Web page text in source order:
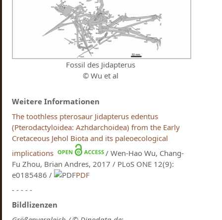
Fossil des Jidapterus
© Wu et al
Weitere Informationen
The toothless pterosaur Jidapterus edentus
(Pterodactyloidea: Azhdarchoidea) from the Early
Cretaceous Jehol Biota and its paleoecological
implications
/ Wen-Hao Wu, Chang-
Fu Zhou, Brian Andres, 2017 / PLoS ONE 12(9):
e0185486 /
PDF
- - - - -
Bildlizenzen